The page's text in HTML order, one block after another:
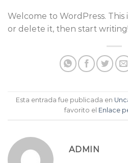
Welcome to WordPress. This
or delete it, then start writing!
Esta entrada fue publicada en
favorito el Enlace
ADMIN